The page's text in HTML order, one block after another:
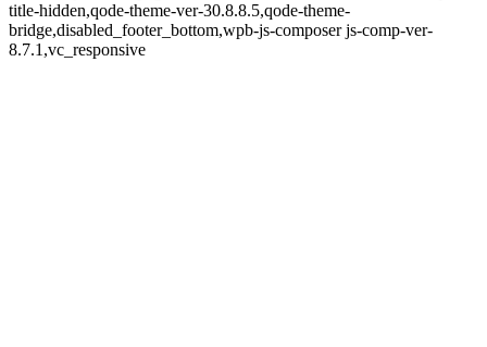
title-hidden,qode-theme-ver-30.8.8.5,qode-theme-
bridge,disabled_footer_bottom,wpb-js-composer js-comp-ver-
8.7.1,vc_responsive